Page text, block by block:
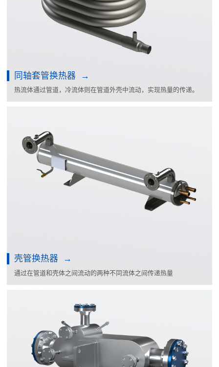
同轴套管换热器
热流体通过管道，冷流体则在管道外壳中流动，实现热量的传递。
壳管换热器
通过在管道和壳体之间流动的两种不同流体之间传递热量